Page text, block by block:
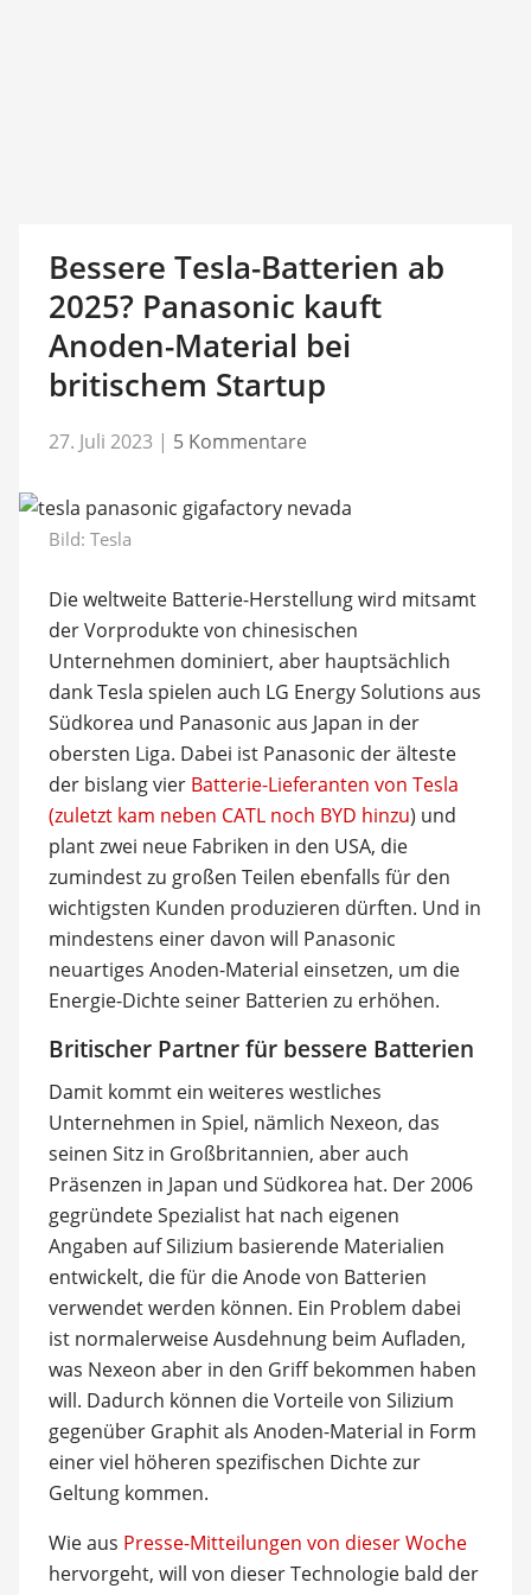
Bessere Tesla-Batterien ab
2025? Panasonic kauft
Anoden-Material bei
britischem Startup
27. Juli 2023 | 5 Kommentare
Bild: Tesla
Die weltweite Batterie-Herstellung wird mitsamt
der Vorprodukte von chinesischen
Unternehmen dominiert, aber hauptsächlich
dank Tesla spielen auch LG Energy Solutions aus
Südkorea und Panasonic aus Japan in der
obersten Liga. Dabei ist Panasonic der älteste
der bislang vier Batterie-Lieferanten von Tesla
(zuletzt kam neben CATL noch BYD hinzu) und
plant zwei neue Fabriken in den USA, die
zumindest zu großen Teilen ebenfalls für den
wichtigsten Kunden produzieren dürften. Und in
mindestens einer davon will Panasonic
neuartiges Anoden-Material einsetzen, um die
Energie-Dichte seiner Batterien zu erhöhen.
Britischer Partner für bessere Batterien
Damit kommt ein weiteres westliches
Unternehmen in Spiel, nämlich Nexeon, das
seinen Sitz in Großbritannien, aber auch
Präsenzen in Japan und Südkorea hat. Der 2006
gegründete Spezialist hat nach eigenen
Angaben auf Silizium basierende Materialien
entwickelt, die für die Anode von Batterien
verwendet werden können. Ein Problem dabei
ist normalerweise Ausdehnung beim Aufladen,
was Nexeon aber in den Griff bekommen haben
will. Dadurch können die Vorteile von Silizium
gegenüber Graphit als Anoden-Material in Form
einer viel höheren spezifischen Dichte zur
Geltung kommen.
Wie aus Presse-Mitteilungen von dieser Woche
hervorgeht, will von dieser Technologie bald der